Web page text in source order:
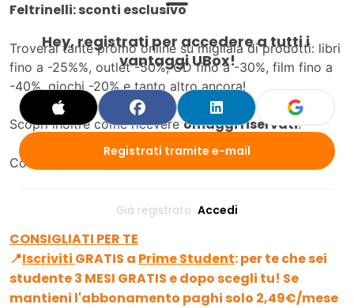
Feltrinelli: sconti esclusivo
Troverai tante promo online su migliaia di prodotti: libri
fino a -25%%, outlet -50%, CD fino a -30%, film fino a
-40%, giochi -20% e tanto altro ancora!
Scopri inoltre come ricevereomaggi riservati!
Cosa aspetti? Approfittane subito!
CONSIGLIATI PER TE
📍Iscriviti GRATIS a Prime Student:per te che sei
studente3 MESI GRATIS e dopo scegli tu! Se
mantieni l'abbonamento paghi solo 2,49€/mese
Hey, registrati per accedere a tutti i
vantaggi UBox!
Registrati tramite e-mail
Già registrato Accedi